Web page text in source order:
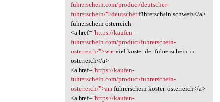
fuhrerschein.com/product/deutscher-
fuhrerschein/">deutscherführerschein schweiz</a>
führerschein österreich
<a href="https://kaufen-
fuhrerschein.com/product/fuhrerschein-
osterreich/">wieviel kostet der führerschein in
österreich</a>
<a href="https://kaufen-
fuhrerschein.com/product/fuhrerschein-
osterreich/">amführerschein kosten österreich</a>
<a href="https://kaufen-